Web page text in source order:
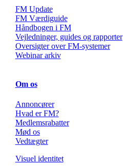
FM Update
FM Værdiguide
Håndbogen i FM
Vejledninger, guides og rapporter
Oversigter over FM-systemer
Webinar arkiv
Om os
Annoncører
Hvad er FM?
Medlemsrabatter
Mød os
Vedtægter
Visuel identitet